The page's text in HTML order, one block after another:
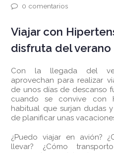
0 comentarios
Viajar con
disfruta del
Con la llegada del
aprovechan para realizar
de unos días de descanso
cuando se convive con
habitual que surjan dudas
de planificar unas
¿Puedo viajar en avión?
llevar? ¿Cómo